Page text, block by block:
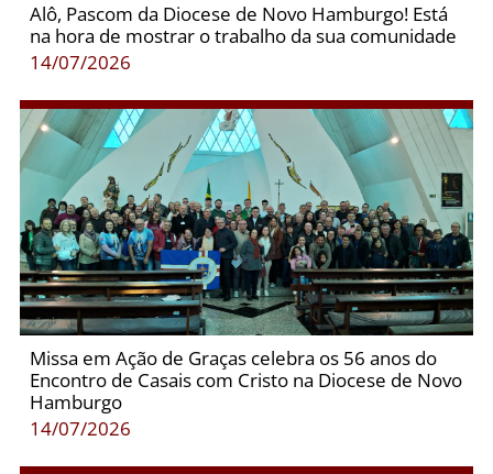
Alô, Pascom da Diocese de Novo Hamburgo! Está
na hora de mostrar o trabalho da sua comunidade
14/07/2026
Missa em Ação de Graças celebra os 56 anos do
Encontro de Casais com Cristo na Diocese de Novo
Hamburgo
14/07/2026